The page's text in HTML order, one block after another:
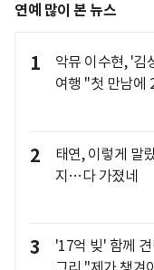
연예 많이 본 뉴스
1
악뮤 이수현, '김
여행 "첫 만남에
2
태연, 이렇게 말
지…다 가졌네
3
'17억 빚' 함께